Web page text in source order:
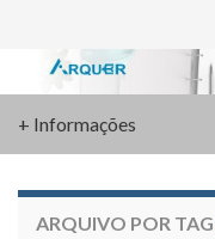
Search for:
+ Informações
ARQUIVO POR